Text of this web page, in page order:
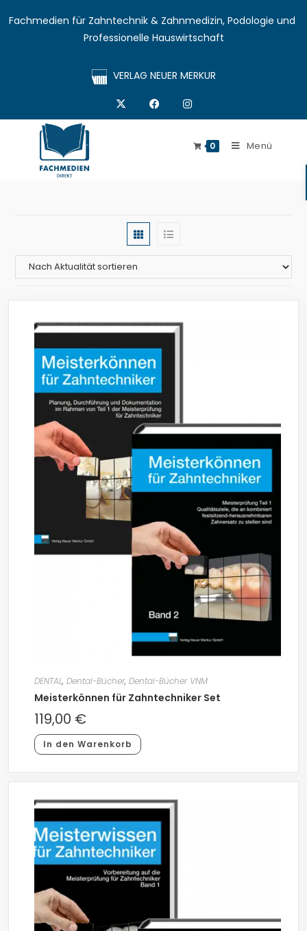
Fachmedien für Zahntechnik & Zahnmedizin, Podologie und
Professionelle Hauswirtschaft
VERLAG NEUER MERKUR
0 Menü
DENTAL, Dental-Bücher, Dental-Bücher VNM
Meisterkönnen für Zahntechniker Set
119,00 €
In den Warenkorb